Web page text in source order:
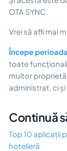
OTA SYNC.
Vrei să afli mai
Începe
toate
multor
administrat, ci
Continuă
Top 10 aplicații
hotelieră